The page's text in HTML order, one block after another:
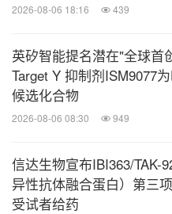
周期。共有42例（89.4%
生了≥3级TRAEs，6例
尼相关的严重不良事件
反应包括血小板减少（
包括血小板计数减少（
发热（各2.1%）。无死
2026-08-06 18:16 439
英矽智能提名潜在"全球首
Target Y 抑制剂ISM9077
候选化合物
2026-08-06 08:30 949
信达生物宣布IBI363/TAK-
异性抗体融合蛋白）第三
受试者给药